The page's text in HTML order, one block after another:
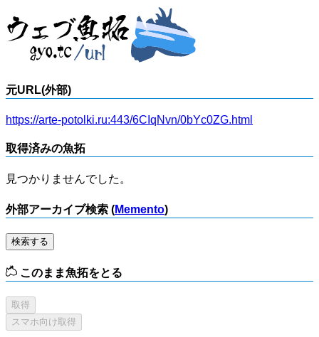
元URL(外部)
https://arte-potolki.ru:443/6CIqNvn/0bYc0ZG.html
取得済みの魚拓
見つかりませんでした。
外部アーカイブ検索 (Memento)
検索する
このまま魚拓をとる